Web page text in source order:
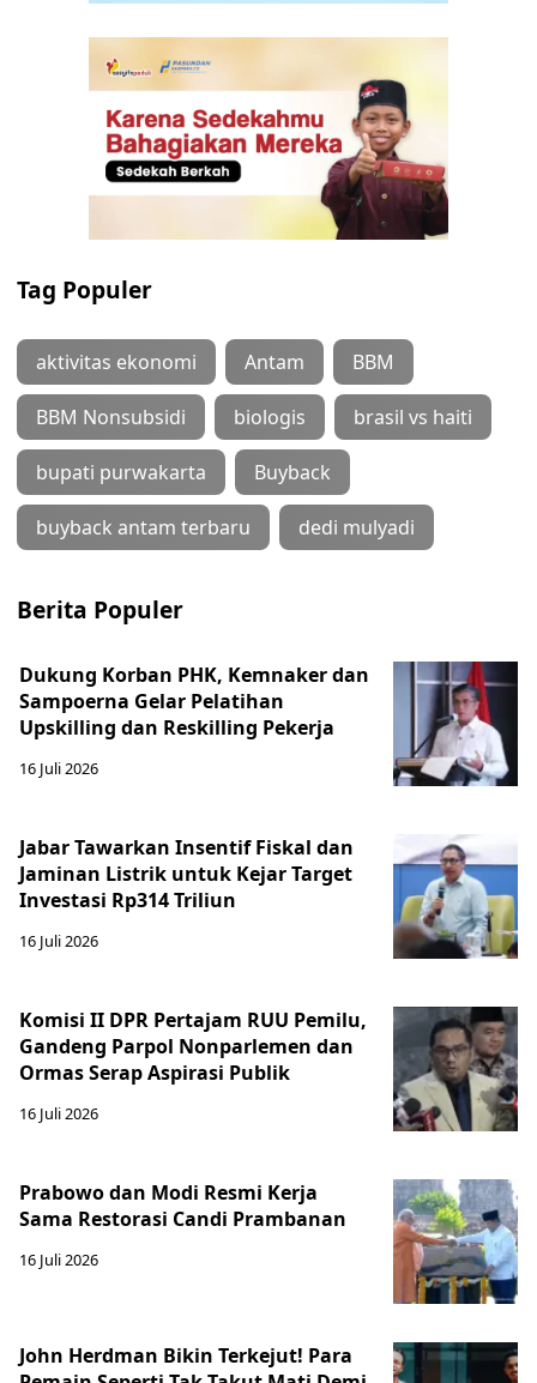
Tag Populer
aktivitas ekonomi Antam BBM
BBM Nonsubsidi biologis brasil vs haiti
bupati purwakarta Buyback
buyback antam terbaru dedi mulyadi
Berita Populer
Dukung Korban PHK, Kemnaker dan
Sampoerna Gelar Pelatihan
Upskilling dan Reskilling Pekerja
16 Juli 2026
Jabar Tawarkan Insentif Fiskal dan
Jaminan Listrik untuk Kejar Target
Investasi Rp314 Triliun
16 Juli 2026
Komisi II DPR Pertajam RUU Pemilu,
Gandeng Parpol Nonparlemen dan
Ormas Serap Aspirasi Publik
16 Juli 2026
Prabowo dan Modi Resmi Kerja
Sama Restorasi Candi Prambanan
16 Juli 2026
John Herdman Bikin Terkejut! Para